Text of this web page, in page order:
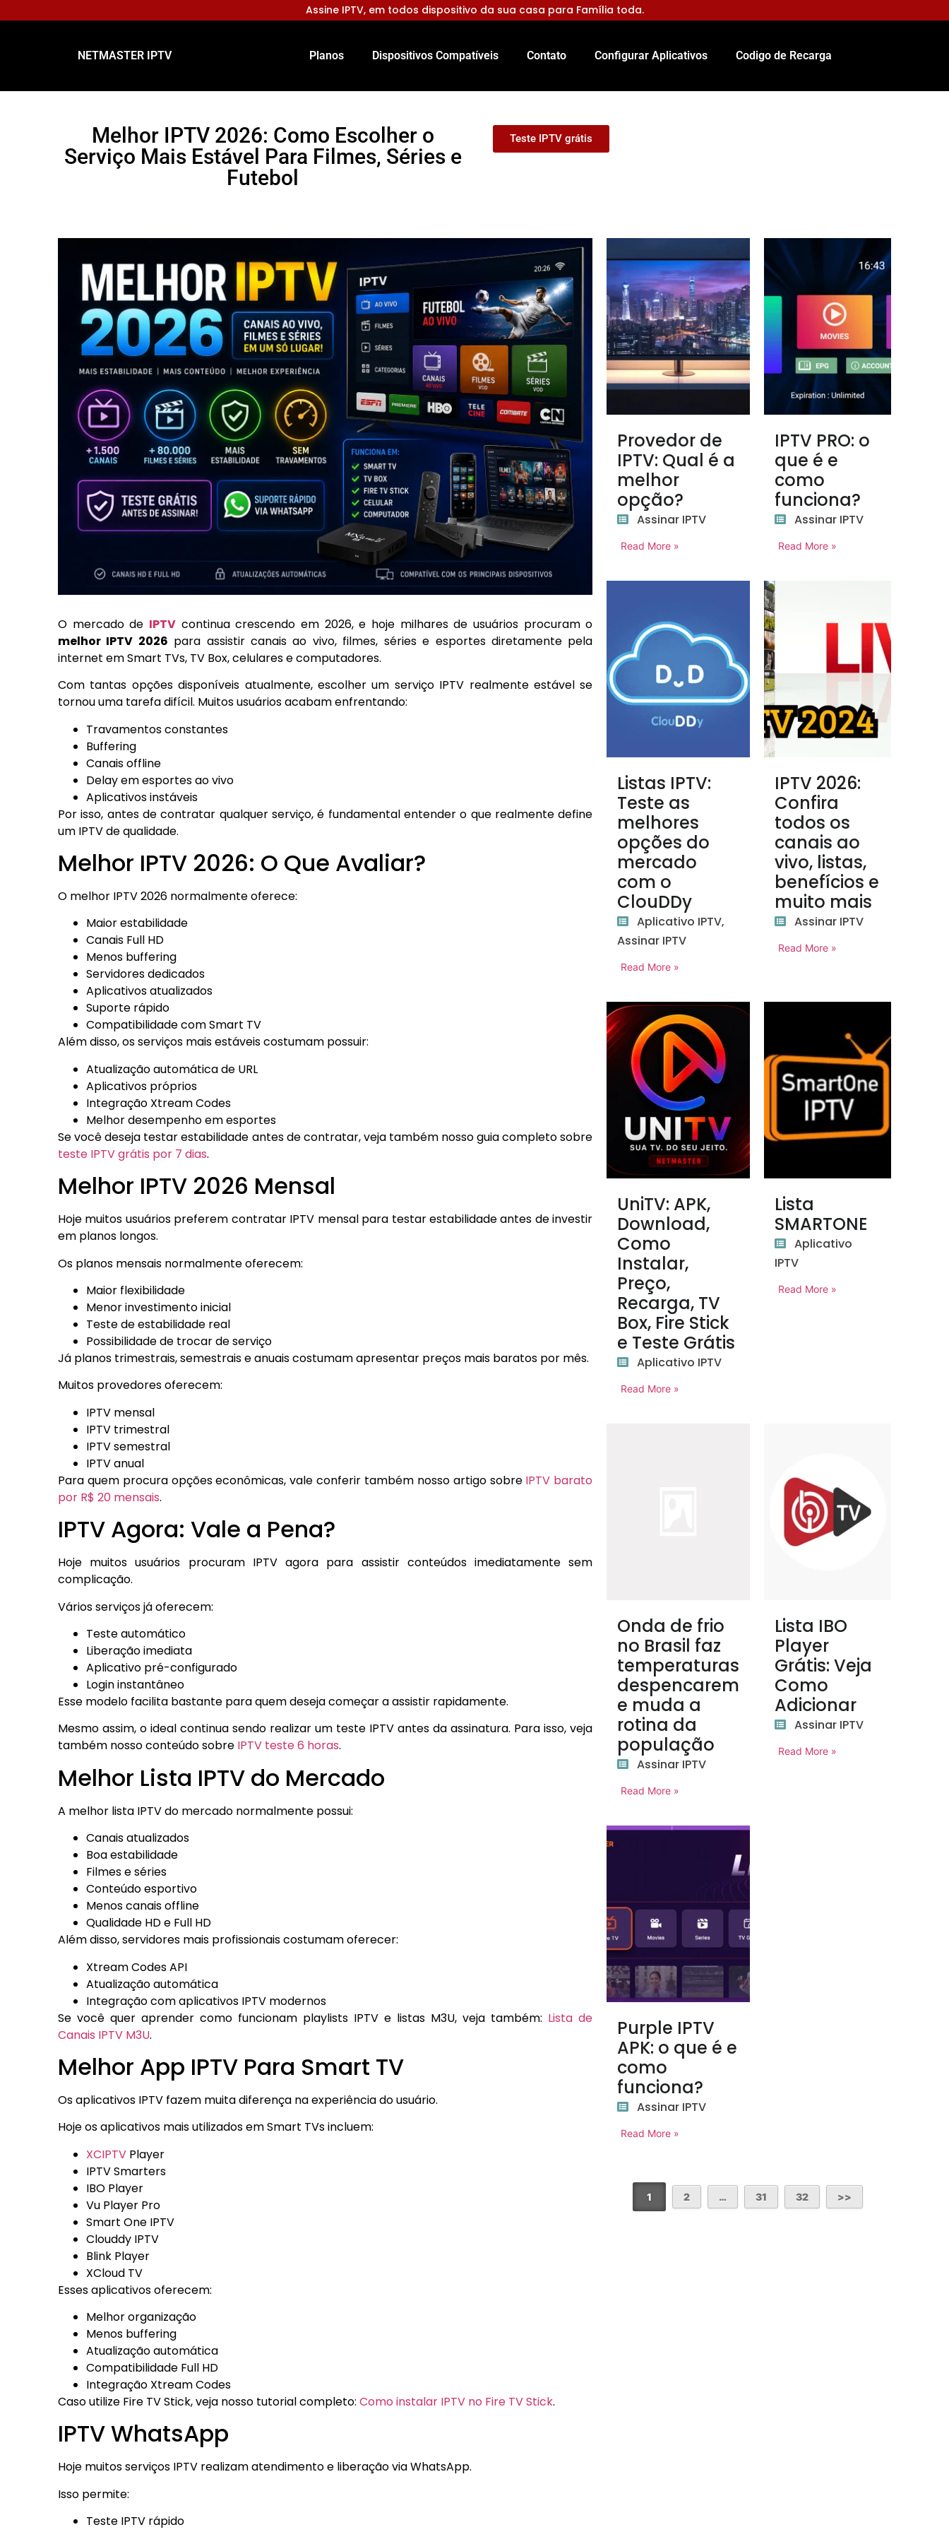
Assine IPTV, em todos dispositivo da sua casa para Família toda.
NETMASTER IPTV Planos Dispositivos Compatíveis Contato Configurar Aplicativos Codigo de Recarga
Melhor IPTV 2026: Como Escolher o
Serviço Mais Estável Para Filmes, Séries e
Futebol
Teste IPTV grátis
O mercado de IPTV continua crescendo em 2026, e hoje milhares de usuários procuram o
melhor IPTV 2026 para assistir canais ao vivo, filmes, séries e esportes diretamente pela
internet em Smart TVs, TV Box, celulares e computadores.
Com tantas opções disponíveis atualmente, escolher um serviço IPTV realmente estável se
tornou uma tarefa difícil. Muitos usuários acabam enfrentando:
Travamentos constantes
Buffering
Canais offline
Delay em esportes ao vivo
Aplicativos instáveis
Por isso, antes de contratar qualquer serviço, é fundamental entender o que realmente define
um IPTV de qualidade.
Melhor IPTV 2026: O Que Avaliar?
O melhor IPTV 2026 normalmente oferece:
Maior estabilidade
Canais Full HD
Menos buffering
Servidores dedicados
Aplicativos atualizados
Suporte rápido
Compatibilidade com Smart TV
Além disso, os serviços mais estáveis costumam possuir:
Atualização automática de URL
Aplicativos próprios
Integração Xtream Codes
Melhor desempenho em esportes
Se você deseja testar estabilidade antes de contratar, veja também nosso guia completo sobre
teste IPTV grátis por 7 dias.
Melhor IPTV 2026 Mensal
Hoje muitos usuários preferem contratar IPTV mensal para testar estabilidade antes de investir
em planos longos.
Os planos mensais normalmente oferecem:
Maior flexibilidade
Menor investimento inicial
Teste de estabilidade real
Possibilidade de trocar de serviço
Já planos trimestrais, semestrais e anuais costumam apresentar preços mais baratos por mês.
Muitos provedores oferecem:
IPTV mensal
IPTV trimestral
IPTV semestral
IPTV anual
Para quem procura opções econômicas, vale conferir também nosso artigo sobre IPTV barato
por R$ 20 mensais.
IPTV Agora: Vale a Pena?
Hoje muitos usuários procuram IPTV agora para assistir conteúdos imediatamente sem
complicação.
Vários serviços já oferecem:
Teste automático
Liberação imediata
Aplicativo pré-configurado
Login instantâneo
Esse modelo facilita bastante para quem deseja começar a assistir rapidamente.
Mesmo assim, o ideal continua sendo realizar um teste IPTV antes da assinatura. Para isso, veja
também nosso conteúdo sobre IPTV teste 6 horas.
Melhor Lista IPTV do Mercado
A melhor lista IPTV do mercado normalmente possui:
Canais atualizados
Boa estabilidade
Filmes e séries
Conteúdo esportivo
Menos canais offline
Qualidade HD e Full HD
Além disso, servidores mais profissionais costumam oferecer:
Xtream Codes API
Atualização automática
Integração com aplicativos IPTV modernos
Se você quer aprender como funcionam playlists IPTV e listas M3U, veja também: Lista de
Canais IPTV M3U.
Melhor App IPTV Para Smart TV
Os aplicativos IPTV fazem muita diferença na experiência do usuário.
Hoje os aplicativos mais utilizados em Smart TVs incluem:
XCIPTV Player
IPTV Smarters
IBO Player
Vu Player Pro
Smart One IPTV
Clouddy IPTV
Blink Player
XCloud TV
Esses aplicativos oferecem:
Melhor organização
Menos buffering
Atualização automática
Compatibilidade Full HD
Integração Xtream Codes
Caso utilize Fire TV Stick, veja nosso tutorial completo: Como instalar IPTV no Fire TV Stick.
IPTV WhatsApp
Hoje muitos serviços IPTV realizam atendimento e liberação via WhatsApp.
Isso permite:
Teste IPTV rápido
Provedor de
IPTV: Qual é a
melhor
opção?
Assinar IPTV
Read More »
IPTV PRO: o
que é e
como
funciona?
Assinar IPTV
Read More »
Listas IPTV:
Teste as
melhores
opções do
mercado
com o
ClouDDy
Aplicativo IPTV,
Assinar IPTV
Read More »
IPTV 2026:
Confira
todos os
canais ao
vivo, listas,
benefícios e
muito mais
Assinar IPTV
Read More »
UniTV: APK,
Download,
Como
Instalar,
Preço,
Recarga, TV
Box, Fire Stick
e Teste Grátis
Aplicativo IPTV
Read More »
Lista
SMARTONE
Aplicativo
IPTV
Read More »
Onda de frio
no Brasil faz
temperaturas
despencarem
e muda a
rotina da
população
Assinar IPTV
Read More »
Lista IBO
Player
Grátis: Veja
Como
Adicionar
Assinar IPTV
Read More »
Purple IPTV
APK: o que é e
como
funciona?
Assinar IPTV
Read More »
1 2 … 31 32